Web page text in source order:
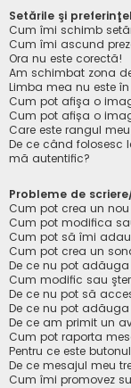
Setările şi
Cum îmi schimb
Cum îmi ascund
Ora nu este corectă!
Am schimbat zona
Limba mea nu este
Cum pot afişa o
Cum pot afișa o
Care este rangul
De ce când folosesc
mă autentific?
Probleme de
Cum pot crea un
Cum pot modifica
Cum pot să îmi
Cum pot crea un
De ce nu pot
Cum modific sau
De ce nu pot să
De ce nu pot
De ce am primit un
Cum pot raporta
Pentru ce este
De ce mesajul meu
Cum îmi promovez